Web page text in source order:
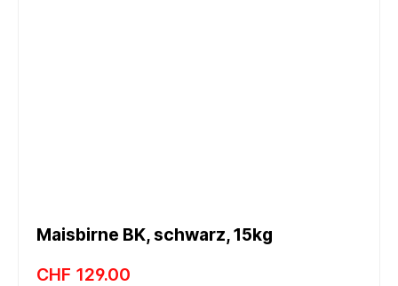
Maisbirne BK, schwarz, 15kg
CHF 129.00